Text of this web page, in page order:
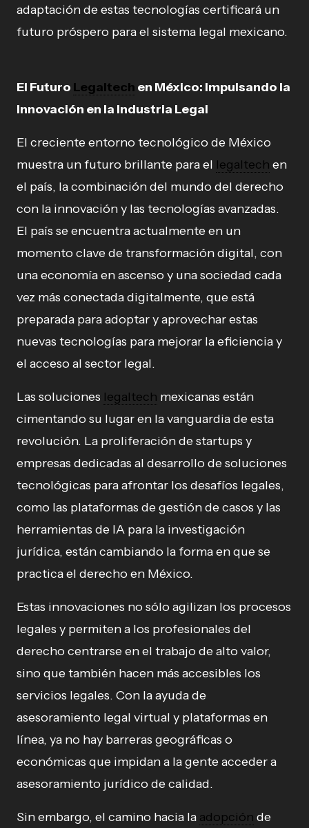
adaptación de estas tecnologías certificará un
futuro próspero para el sistema legal mexicano.
El Futuro Legaltech en México: Impulsando la
Innovación en la Industria Legal
El creciente entorno tecnológico de México
muestra un futuro brillante para el legaltech en
el país, la combinación del mundo del derecho
con la innovación y las tecnologías avanzadas.
El país se encuentra actualmente en un
momento clave de transformación digital, con
una economía en ascenso y una sociedad cada
vez más conectada digitalmente, que está
preparada para adoptar y aprovechar estas
nuevas tecnologías para mejorar la eficiencia y
el acceso al sector legal.
Las soluciones legaltech mexicanas están
cimentando su lugar en la vanguardia de esta
revolución. La proliferación de startups y
empresas dedicadas al desarrollo de soluciones
tecnológicas para afrontar los desafíos legales,
como las plataformas de gestión de casos y las
herramientas de IA para la investigación
jurídica, están cambiando la forma en que se
practica el derecho en México.
Estas innovaciones no sólo agilizan los procesos
legales y permiten a los profesionales del
derecho centrarse en el trabajo de alto valor,
sino que también hacen más accesibles los
servicios legales. Con la ayuda de
asesoramiento legal virtual y plataformas en
línea, ya no hay barreras geográficas o
económicas que impidan a la gente acceder a
asesoramiento jurídico de calidad.
Sin embargo, el camino hacia la adopción de